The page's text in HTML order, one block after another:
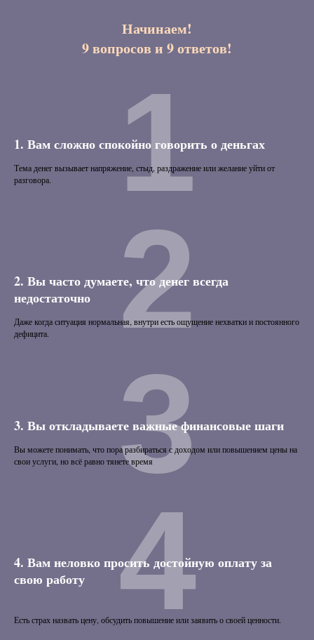
Начинаем!
9 вопросов и 9 ответов!
1. Вам сложно спокойно говорить о деньгах
Тема денег вызывает напряжение, стыд, раздражение или желание уйти от
разговора.
1
2. Вы часто думаете, что денег всегда
недостаточно
Даже когда ситуация нормальная, внутри есть ощущение нехватки и постоянного
дефицита.
2
3. Вы откладываете важные финансовые шаги
Вы можете понимать, что пора разбираться с доходом или повышением цены на
свои услуги, но всё равно тянете время3
4. Вам неловко просить достойную оплату за
свою работу
Есть страх назвать цену, обсудить повышение или заявить о своей ценности.
4